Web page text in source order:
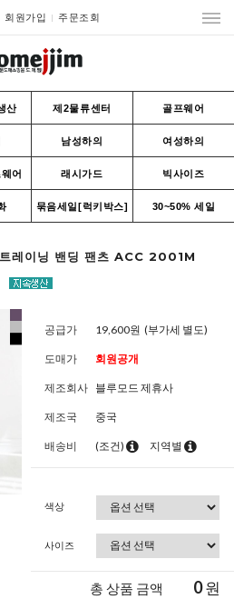
회원가입 주문조회
산 제2물류센터 골프웨어
남성하의 여성하의
어 래시가드 빅사이즈
묶음세일[럭키박스] 30~50% 세일
레이닝 밴딩 팬츠 ACC 2001M
공급가 19,600원 (부가세 별도)
도매가 회원공개
제조회사 블루모드 제휴사
제조국 중국
배송비 (조건) 지역별
색상
사이즈
총 상품 금액 0원